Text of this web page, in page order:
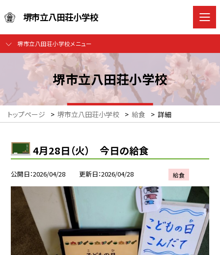
堺市立八田荘小学校
堺市立八田荘小学校メニュー
堺市立八田荘小学校
トップページ > 堺市立八田荘小学校 > 給食 > 詳細
4月28日（火） 今日の給食
公開日 2026/04/28 更新日 2026/04/28 給食